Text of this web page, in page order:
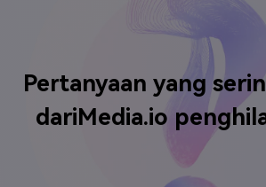
Pertanyaan yang
dariMedia.io